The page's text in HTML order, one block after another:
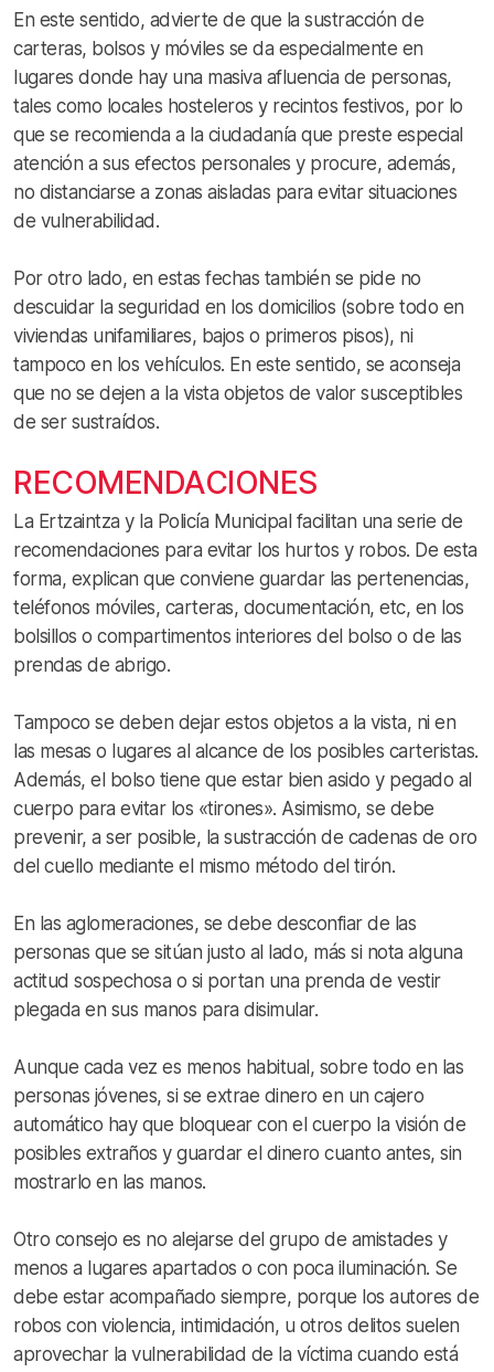
En este sentido, advierte de que la sustracción de
carteras, bolsos y móviles se da especialmente en
lugares donde hay una masiva afluencia de personas,
tales como locales hosteleros y recintos festivos, por lo
que se recomienda a la ciudadanía que preste especial
atención a sus efectos personales y procure, además,
no distanciarse a zonas aisladas para evitar situaciones
de vulnerabilidad.
Por otro lado, en estas fechas también se pide no
descuidar la seguridad en los domicilios (sobre todo en
viviendas unifamiliares, bajos o primeros pisos), ni
tampoco en los vehículos. En este sentido, se aconseja
que no se dejen a la vista objetos de valor susceptibles
de ser sustraídos.
RECOMENDACIONES
La Ertzaintza y la Policía Municipal facilitan una serie de
recomendaciones para evitar los hurtos y robos. De esta
forma, explican que conviene guardar las pertenencias,
teléfonos móviles, carteras, documentación, etc, en los
bolsillos o compartimentos interiores del bolso o de las
prendas de abrigo.
Tampoco se deben dejar estos objetos a la vista, ni en
las mesas o lugares al alcance de los posibles carteristas.
Además, el bolso tiene que estar bien asido y pegado al
cuerpo para evitar los «tirones». Asimismo, se debe
prevenir, a ser posible, la sustracción de cadenas de oro
del cuello mediante el mismo método del tirón.
En las aglomeraciones, se debe desconfiar de las
personas que se sitúan justo al lado, más si nota alguna
actitud sospechosa o si portan una prenda de vestir
plegada en sus manos para disimular.
Aunque cada vez es menos habitual, sobre todo en las
personas jóvenes, si se extrae dinero en un cajero
automático hay que bloquear con el cuerpo la visión de
posibles extraños y guardar el dinero cuanto antes, sin
mostrarlo en las manos.
Otro consejo es no alejarse del grupo de amistades y
menos a lugares apartados o con poca iluminación. Se
debe estar acompañado siempre, porque los autores de
robos con violencia, intimidación, u otros delitos suelen
aprovechar la vulnerabilidad de la víctima cuando está